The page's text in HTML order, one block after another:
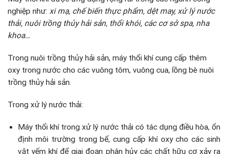
nghiệp như: xi mạ, chế biến thực phẩm, dệt may, xử lý nước
thải, nuôi trồng thủy hải sản, thổi khói, các cơ sở spa, nha
khoa…
Trong nuôi trồng thủy hải sản, máy thổi khí cung cấp thêm
oxy trong nước cho các vuông tôm, vuông cua, lồng bè nuôi
trồng thủy hải sản.
Trong xử lý nước thải:
Máy thổi khí trong xử lý nước thải có tác dụng điều hòa, ổn
định môi trường trong bể, cung cấp khí oxy cho các sinh
vật yếm khí để giai đoạn phân hủy các chất hữu cơ xảy ra